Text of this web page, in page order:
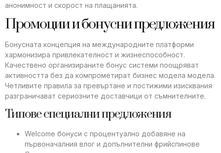
анонимност и скорост на плащанията.
Промоции и бонусни предложения
Бонусната концепция на международните платформи
хармонизира привлекателност и жизнеспособност.
Качествено организираните бонус системи поощряват
активността без да компрометират бизнес модела модела.
Четливите правила за превъртане и постижими изисквания
разграничават сериозните доставчици от съмнителните.
Типове специални предложения
Welcome бонуси с процентуално добавяне на
първоначалния влог и допълнителни фрийспинове